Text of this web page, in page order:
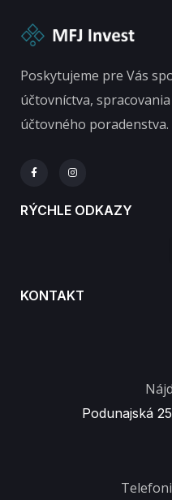
Poskytujeme pre Vás
účtovníctva,
účtovného poradenstva.
RÝCHLE ODKAZY
KONTAKT
Podunajská